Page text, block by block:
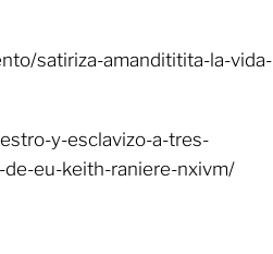
satiriza-amandititita-la-vida-
y-esclavizo-a-tres-
eu-keith-raniere-nxivm/